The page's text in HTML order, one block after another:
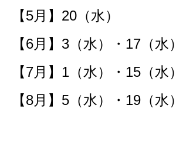
【5月】20（水）
【6月】3（水）・17（水）
【7月】1（水）・15（水）
【8月】5（水）・19（水）